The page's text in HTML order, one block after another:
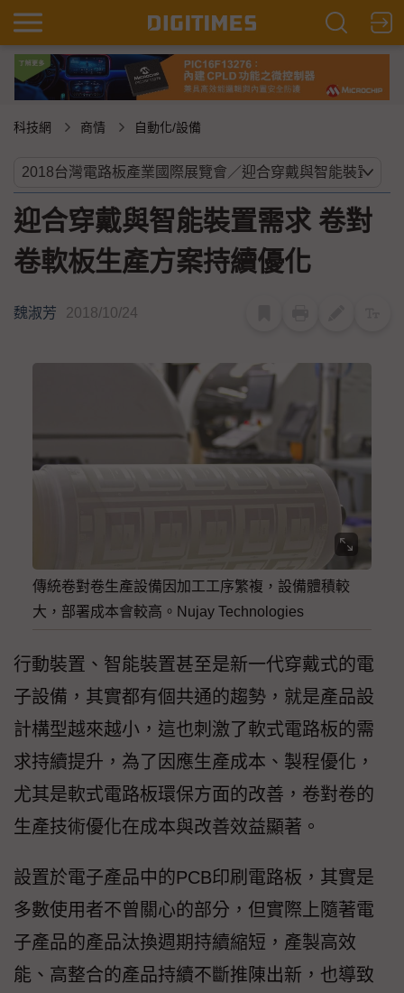
科技網 商情 自動化/設備
迎合穿戴與智能裝置需求 卷對
卷軟板生產方案持續優化
魏淑芳 2018/10/24
傳統卷對卷生產設備因加工工序繁複，設備體積較
大，部署成本會較高。Nujay Technologies
行動裝置、智能裝置甚至是新一代穿戴式的電
子設備，其實都有個共通的趨勢，就是產品設
計構型越來越小，這也刺激了軟式電路板的需
求持續提升，為了因應生產成本、製程優化，
尤其是軟式電路板環保方面的改善，卷對卷的
生產技術優化在成本與改善效益顯著。
設置於電子產品中的PCB印刷電路板，其實是
多數使用者不曾關心的部分，但實際上隨著電
子產品的產品汰換週期持續縮短，產製高效
能、高整合的產品持續不斷推陳出新，也導致